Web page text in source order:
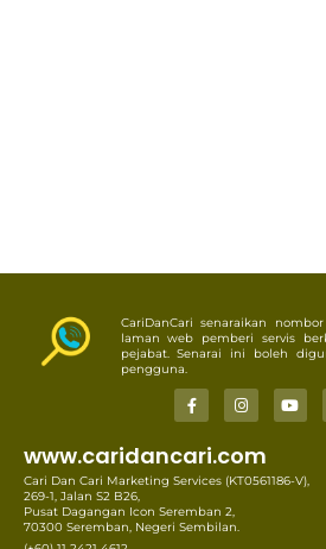
CariDanCari senaraikan
laman web pemberi servis
pejabat. Senarai ini boleh
pengguna.
www.caridancari.com
Cari Dan Cari Marketing Services (KT0561186-V),
269-1, Jalan S2 B26,
Pusat Dagangan Icon Seremban 2,
70300 Seremban, Negeri Sembilan.